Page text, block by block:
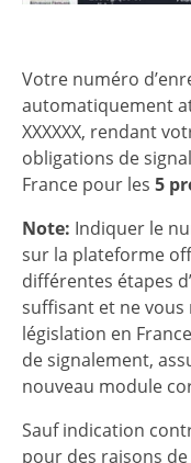
Votre numéro
automatiquement
XXXXXX, rendant
obligations de
France pour les 5
Note: Indiquer le
sur la plateforme
différentes étapes
suffisant et ne
législation en
de signalement,
nouveau module
Sauf indication
pour des raisons